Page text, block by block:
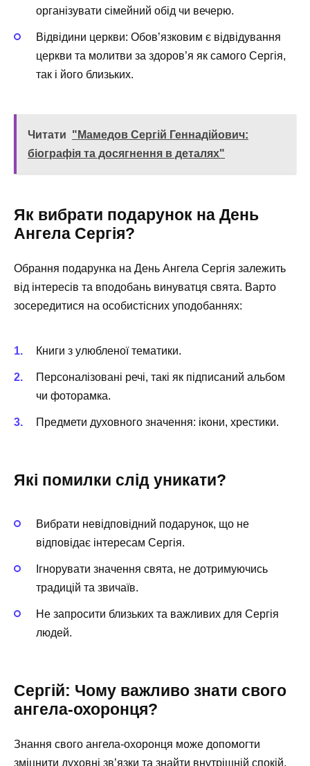
організувати сімейний обід чи вечерю.
Відвідини церкви: Обов’язковим є відвідування
церкви та молитви за здоров’я як самого Сергія,
так і його близьких.
Читати "Мамедов Сергій Геннадійович:
біографія та досягнення в деталях"
Як вибрати подарунок на День
Ангела Сергія?
Обрання подарунка на День Ангела Сергія залежить
від інтересів та вподобань винуватця свята. Варто
зосередитися на особистісних уподобаннях:
Книги з улюбленої тематики.
Персоналізовані речі, такі як підписаний альбом
чи фоторамка.
Предмети духовного значення: ікони, хрестики.
Які помилки слід уникати?
Вибрати невідповідний подарунок, що не
відповідає інтересам Сергія.
Ігнорувати значення свята, не дотримуючись
традицій та звичаїв.
Не запросити близьких та важливих для Сергія
людей.
Сергій: Чому важливо знати свого
ангела-охоронця?
Знання свого ангела-охоронця може допомогти
зміцнити духовні зв’язки та знайти внутрішній спокій.